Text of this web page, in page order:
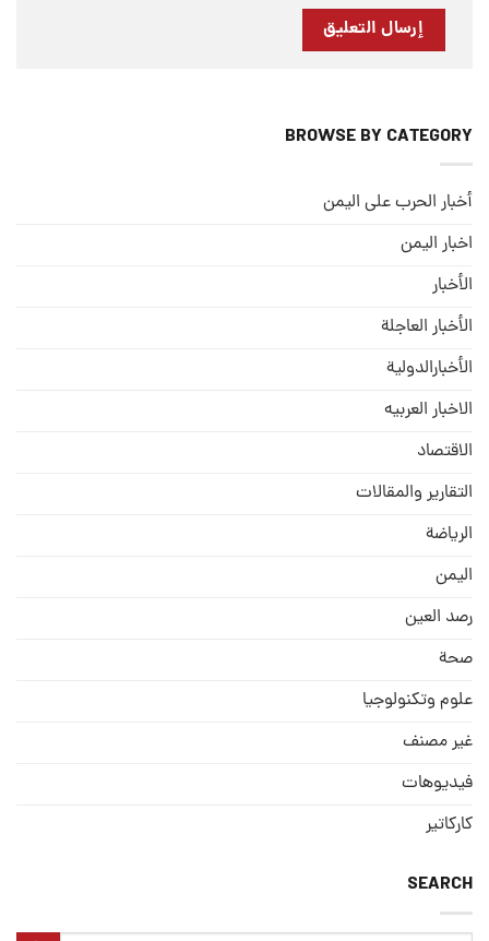
BROWSE BY CATEGORY
أخبار الحرب على اليمن
اخبار اليمن
الأخبار
الأخبار العاجلة
الأخبارالدولية
الاخبار العربيه
الاقتصاد
التقارير والمقالات
الریاضة
الیمن
رصد العین
صحة
علوم وتكنولوجيا
غير مصنف
فيديوهات
كاركاتير
SEARCH